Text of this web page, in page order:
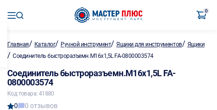
0
Главная/ Каталог/ Ручной инструмент/Ящики для инструментов/ Ящики
/ Соединитель быстроразъемн.М16х1,5L FA-0800003574
Соединитель быстроразъемн.М16х1,5L FA-
0800003574
Код товара: 41880
0 0 отзывов